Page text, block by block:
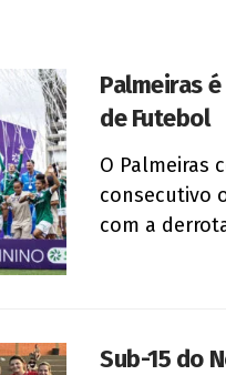
Palmeiras
de Futebol
O Palmeiras
consecutivo
com a
Sub-15 do